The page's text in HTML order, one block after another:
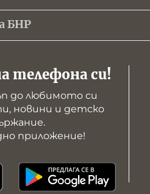
БНР
телефона си!
до любимото си
новини и детско
приложение!